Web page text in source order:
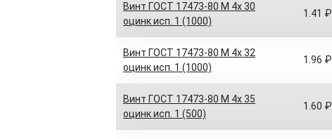
Винт ГОСТ 17473-80 M 4x 30
оцинк исп. 1 (1000)
1.41 ₽
Винт ГОСТ 17473-80 M 4x 32
оцинк исп. 1 (1000)
1.96 ₽
Винт ГОСТ 17473-80 M 4x 35
оцинк исп. 1 (500)
1.60 ₽